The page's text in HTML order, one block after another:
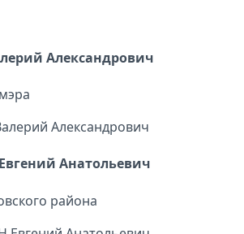
Александрович
Анатольевич
района